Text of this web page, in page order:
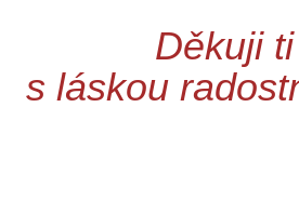
Děkuji
s láskou